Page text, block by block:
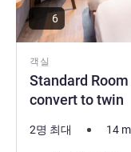
객실
Standard
convert to twin
6
2명 최대 14